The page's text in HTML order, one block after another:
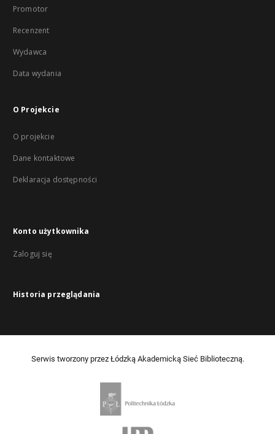
Promotor
Recenzent
Wydawca
Data wydania
O Projekcie
O projekcie
Dane kontaktowe
Deklaracja dostępności
Konto użytkownika
Zaloguj się
Historia przeglądania
Serwis tworzony przez Łódzką Akademicką Sieć Biblioteczną.